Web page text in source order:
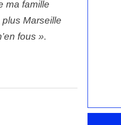
ma famille
plus Marseille
fous ».